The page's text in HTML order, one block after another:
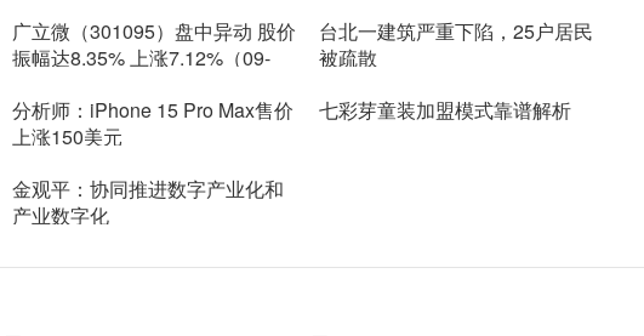
广立微（301095）盘中异动 股价
振幅达8.35% 上涨7.12%（09-
台北一建筑严重下陷，25户居民
被疏散
分析师：iPhone 15 Pro Max售价
上涨150美元
七彩芽童装加盟模式靠谱解析
金观平：协同推进数字产业化和
产业数字化